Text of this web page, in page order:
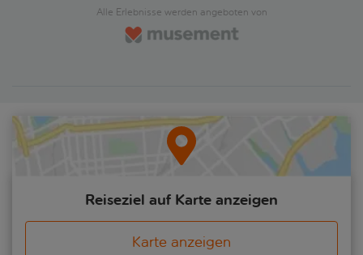
Alle Erlebnisse werden angeboten von
Reiseziel auf Karte anzeigen
Karte anzeigen